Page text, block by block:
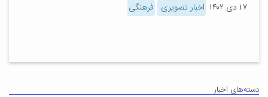
۱۷ دی ۱۴۰۲ اخبار تصویری فرهنگی
دسته‌های اخبار